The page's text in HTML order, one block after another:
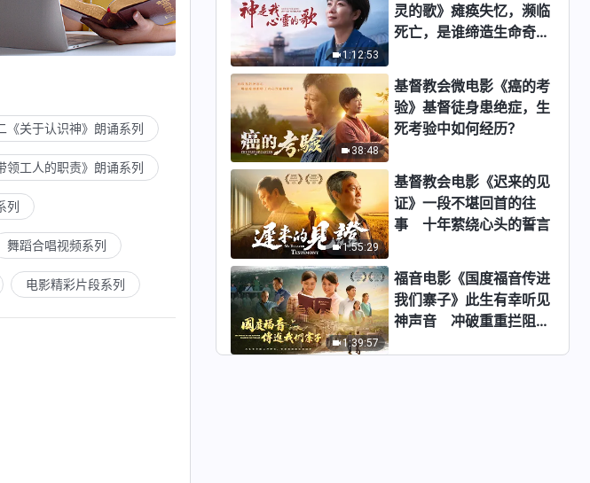
演《赞美之声》
6:05
基督教会合唱诗歌《神在寻找你
的心你的灵》｜2026基督教会
综艺汇演《赞美之声》
5:28
基督教会合唱诗歌《神的国度出
现在地上》｜2026基督教会综
艺汇演《赞美之声》
5:19
基督教会合唱诗歌《末世基督是
人进入国度的大门》
5:46
基督教会合唱诗歌《得胜者之
歌》
《关于认识神》朗诵系列
领工人的职责》朗诵系列
列
舞蹈合唱视频系列
电影精彩片段系列
1:12:53
灵的歌》瘫痪失忆，濒临
死亡，是谁缔造生命奇
38:48
基督教会微电影《癌的考
验》基督徒身患绝症，生
死考验中如何经历？
1:55:29
基督教会电影《迟来的见
证》一段不堪回首的往
事 十年萦绕心头的誓言
1:39:57
福音电影《国度福音传进
我们寨子》此生有幸听见
神声音 冲破重重拦阻跟